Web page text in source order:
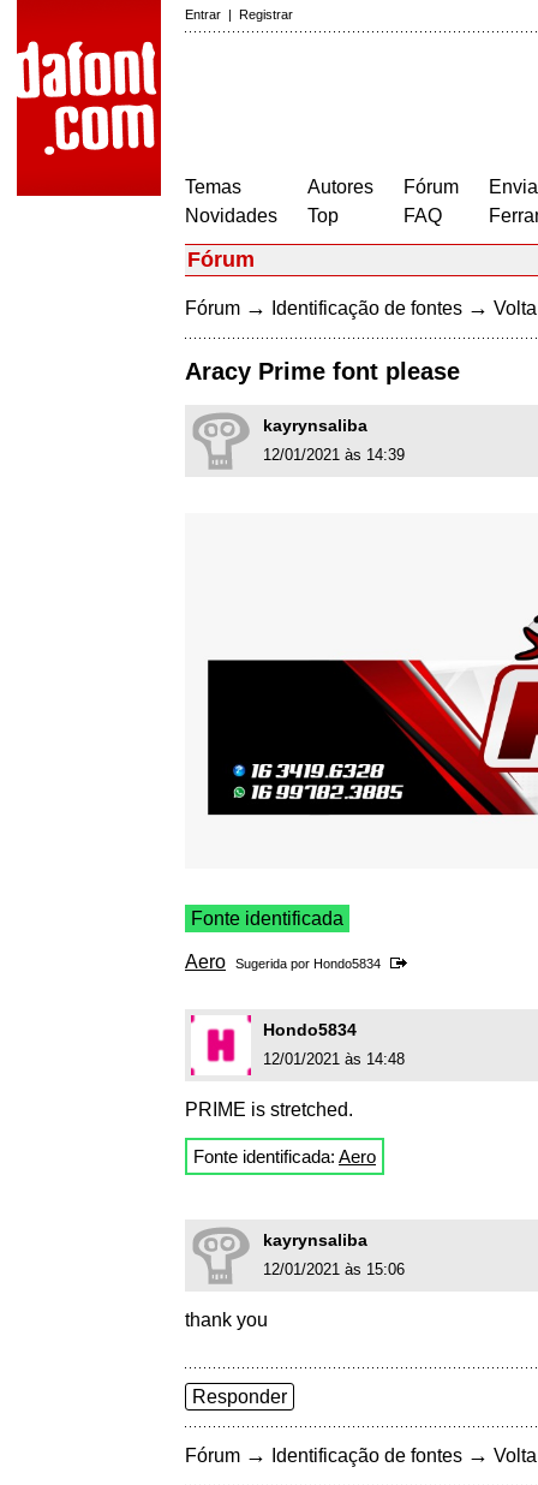
Entrar | Registrar
Temas
Novidades
Autores
Top
Fórum
FAQ
Fórum
Fórum → Identificação de fontes →
Aracy Prime font please
kayrynsaliba
12/01/2021 às 14:39
Fonte identificada
Aero Sugerida por Hondo5834
Hondo5834
12/01/2021 às 14:48
PRIME is stretched.
Fonte identificada: Aero
kayrynsaliba
12/01/2021 às 15:06
thank you
Responder
Fórum → Identificação de fontes →